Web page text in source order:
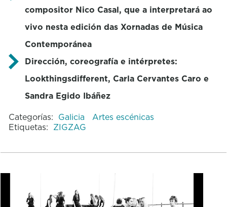
compositor Nico Casal, que a interpretará ao
vivo nesta edición das Xornadas de Música
Contemporánea
Dirección, coreografía e intérpretes:
Lookthingsdifferent, Carla Cervantes Caro e
Sandra Egido Ibáñez
Categorías: Galicia
Artes escénicas
Etiquetas: ZIGZAG